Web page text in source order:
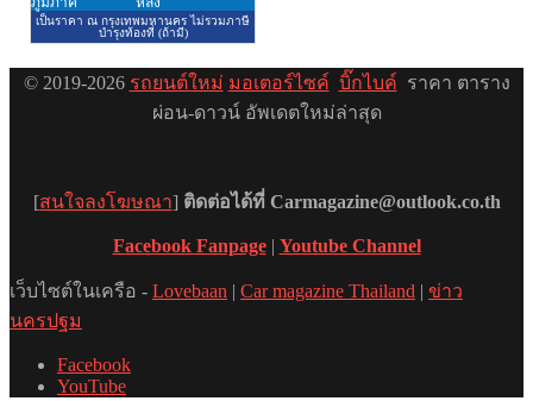
© 2019-2026 รถยนต์ใหม่ มอเตอร์ไซค์ บิ๊กไบค์ ราคา ตาราง
ผ่อน-ดาวน์ อัพเดตใหม่ล่าสุด
[สนใจลงโฆษณา] ติดต่อได้ที่ Carmagazine@outlook.co.th
Facebook Fanpage| Youtube Channel
เว็บไซต์ในเครือ - Lovebaan | Car magazine Thailand | ข่าว
นครปฐม
Facebook
YouTube